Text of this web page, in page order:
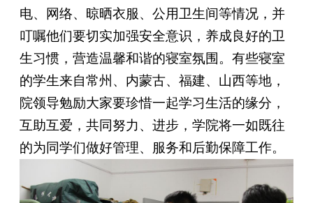
电、网络、晾晒衣服、公用卫生间等情况，并
叮嘱他们要切实加强安全意识，养成良好的卫
生习惯，营造温馨和谐的寝室氛围。有些寝室
的学生来自常州、内蒙古、福建、山西等地，
院领导勉励大家要珍惜一起学习生活的缘分，
互助互爱，共同努力、进步，学院将一如既往
的为同学们做好管理、服务和后勤保障工作。